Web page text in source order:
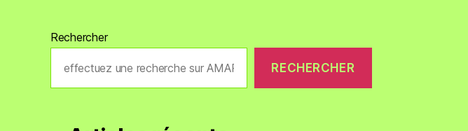
Rechercher
RECHERCHER